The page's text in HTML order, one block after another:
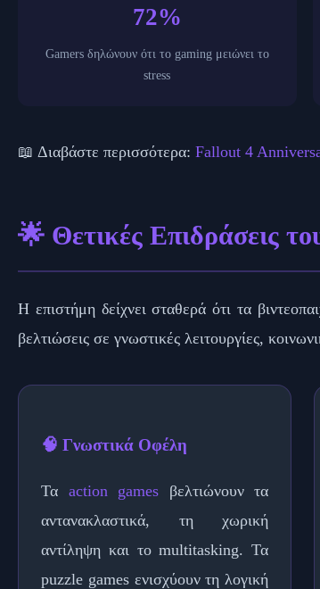
72%
Gamers δηλώνουν ότι το gaming μειώνει το
stress
📖 Διαβάστε περισσότερα: Fallout 4
🌟 Θετικές Επιδράσεις
Η επιστήμη δείχνει σταθερά ότι τα
βελτιώσεις σε γνωστικές λειτουργίες,
🧠 Γνωστικά Οφέλη
Τα action games βελτιώνουν τα
αντανακλαστικά, τη χωρική
αντίληψη και το multitasking. Τα
puzzle games ενισχύουν τη λογική